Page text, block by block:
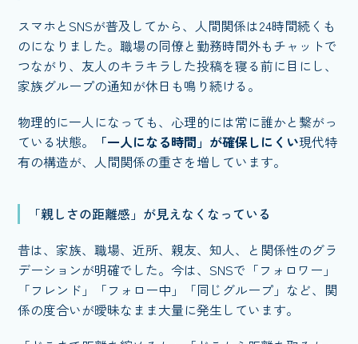
スマホとSNSが普及してから、人間関係は24時間続くも
のになりました。職場の同僚と勤務時間外もチャットで
つながり、友人のキラキラした投稿を寝る前に目にし、
家族グループの通知が休日も鳴り続ける。
物理的に一人になっても、心理的には常に誰かと繋がっ
ている状態。
「一人になる時間」が確保しにくい現代特
有の構造が、人間関係の重さを増しています。
「親しさの距離感」が見えなくなっている
昔は、家族、職場、近所、親友、知人、と関係性のグラ
デーションが明確でした。今は、SNSで「フォロワー」
「フレンド」「フォロー中」「同じグループ」など、関
係の度合いが曖昧なまま大量に発生しています。